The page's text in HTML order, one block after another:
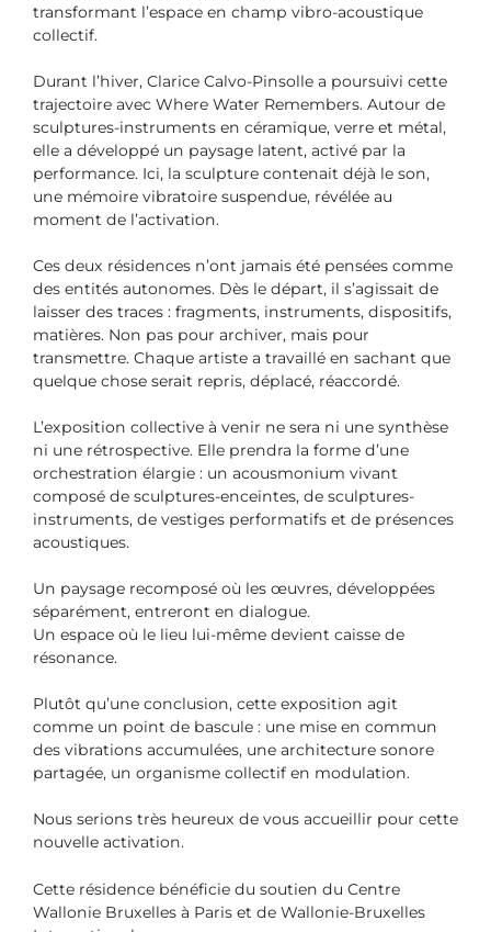
transformant l’espace en champ vibro-acoustique
collectif.
Durant l’hiver, Clarice Calvo-Pinsolle a poursuivi cette
trajectoire avec Where Water Remembers. Autour de
sculptures-instruments en céramique, verre et métal,
elle a développé un paysage latent, activé par la
performance. Ici, la sculpture contenait déjà le son,
une mémoire vibratoire suspendue, révélée au
moment de l’activation.
Ces deux résidences n’ont jamais été pensées comme
des entités autonomes. Dès le départ, il s’agissait de
laisser des traces : fragments, instruments, dispositifs,
matières. Non pas pour archiver, mais pour
transmettre. Chaque artiste a travaillé en sachant que
quelque chose serait repris, déplacé, réaccordé.
L’exposition collective à venir ne sera ni une synthèse
ni une rétrospective. Elle prendra la forme d’une
orchestration élargie : un acousmonium vivant
composé de sculptures-enceintes, de sculptures-
instruments, de vestiges performatifs et de présences
acoustiques.
Un paysage recomposé où les œuvres, développées
séparément, entreront en dialogue.
Un espace où le lieu lui-même devient caisse de
résonance.
Plutôt qu’une conclusion, cette exposition agit
comme un point de bascule : une mise en commun
des vibrations accumulées, une architecture sonore
partagée, un organisme collectif en modulation.
Nous serions très heureux de vous accueillir pour cette
nouvelle activation.
Cette résidence bénéficie du soutien du Centre
Wallonie Bruxelles à Paris et de Wallonie-Bruxelles